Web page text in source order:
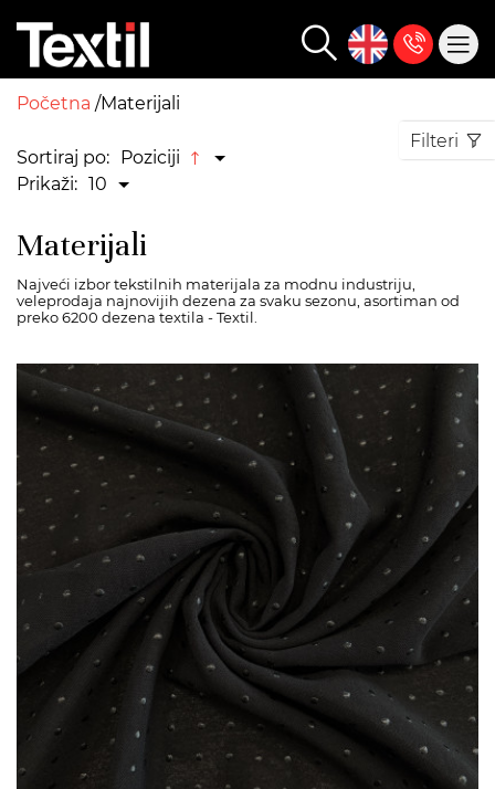
Početna Materijali
Sortiraj po: Poziciji
Prikaži: 10
Filteri
Materijali
Najveći izbor tekstilnih materijala za modnu industriju,
veleprodaja najnovijih dezena za svaku sezonu, asortiman od
preko 6200 dezena textila - Textil.